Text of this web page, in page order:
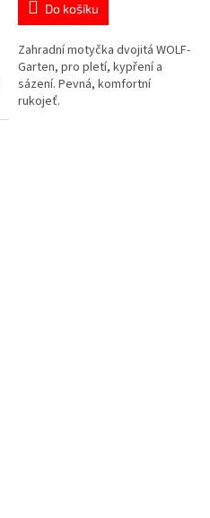
Do košíku
Zahradní motyčka dvojitá WOLF-
Garten, pro pletí, kypření a
sázení. Pevná, komfortní
rukojeť.